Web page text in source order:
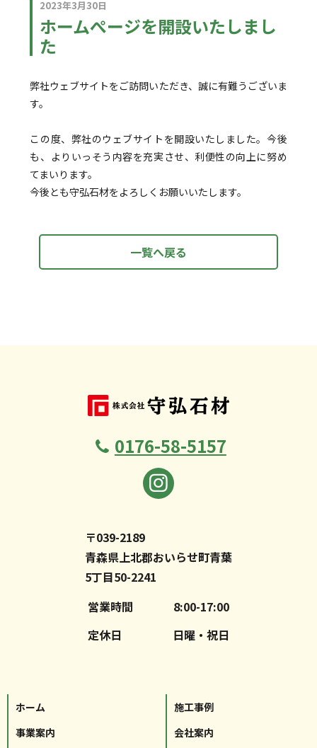
2023年3月30日
ホームぺージを開設いたしまし
た
弊社ウェブサイトをご訪問いただき、誠に有難うございま
す。
この度、弊社のウェブサイトを開設いたしました。今後
も、よりいっそう内容を充実させ、利便性の向上に努め
てまいります。
今後とも守弘石材をよろしくお願いいたします。
一覧へ戻る
0176-58-5157
〒039-2189
青森県上北郡おいらせ町青葉
5丁目50-2241
営業時間
8:00-17:00
定休日
日曜・祝日
ホーム
事業案内
施工事例
会社案内